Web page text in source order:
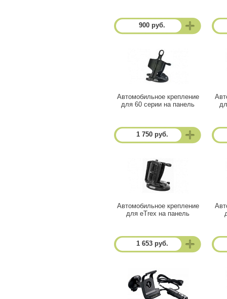
900 руб.
Автомобильное крепление
для 60 серии на панель
1 750 руб.
Автомобильное крепление
для eTrex на панель
1 653 руб.